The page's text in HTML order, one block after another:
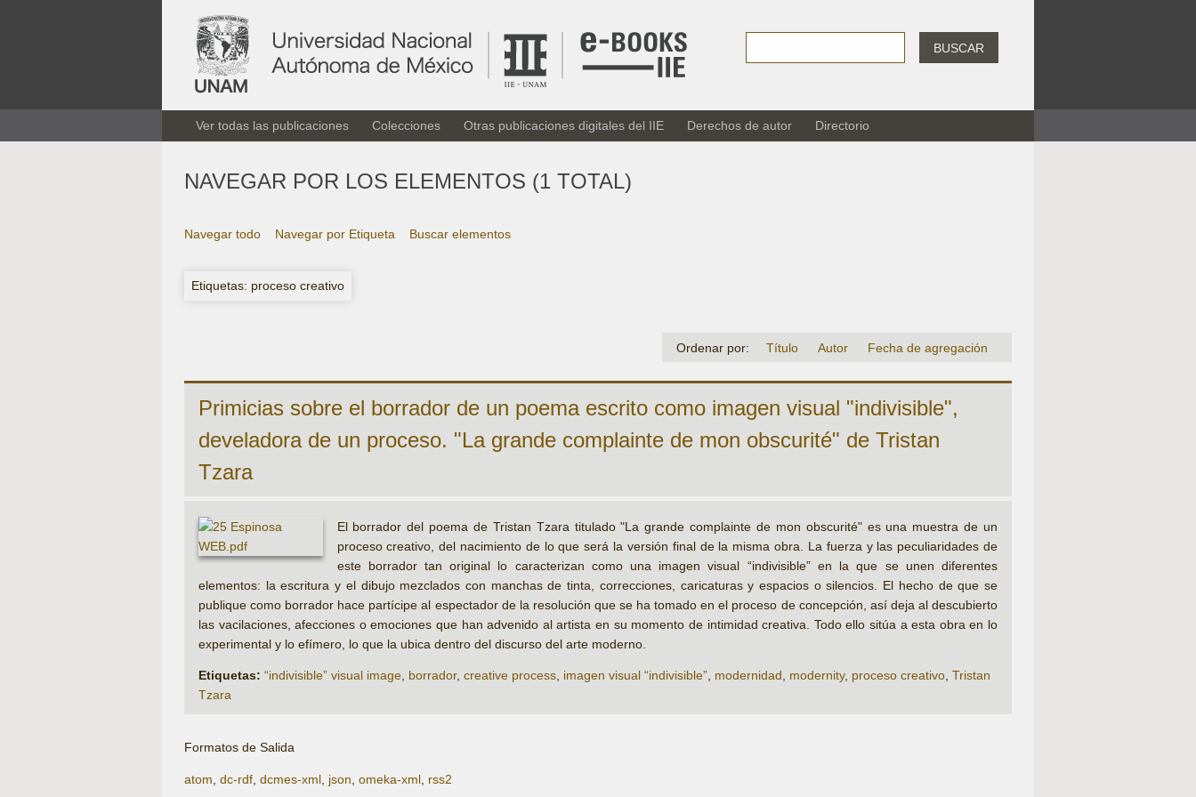
BUSCAR
Ver todas las publicaciones Colecciones Otras publicaciones digitales del IIE Derechos de autor Directorio
NAVEGAR POR LOS ELEMENTOS (1 TOTAL)
Navegar todo Navegar por Etiqueta Buscar elementos
Etiquetas: proceso creativo
Ordenar por: Título Autor Fecha de agregación
Primicias sobre el borrador de un poema escrito como imagen visual "indivisible",
develadora de un proceso. "La grande complainte de mon obscurité" de Tristan
Tzara
El borrador del poema de Tristan Tzara titulado "La grande complainte de mon obscurité" es una muestra de un
proceso creativo, del nacimiento de lo que será la versión final de la misma obra. La fuerza y las peculiaridades de
este borrador tan original lo caracterizan como una imagen visual “indivisible” en la que se unen diferentes
elementos: la escritura y el dibujo mezclados con manchas de tinta, correcciones, caricaturas y espacios o silencios. El hecho de que se
publique como borrador hace partícipe al espectador de la resolución que se ha tomado en el proceso de concepción, así deja al descubierto
las vacilaciones, afecciones o emociones que han advenido al artista en su momento de intimidad creativa. Todo ello sitúa a esta obra en lo
experimental y lo efímero, lo que la ubica dentro del discurso del arte moderno.
Etiquetas: “indivisible” visual image, borrador, creative process, imagen visual “indivisible”, modernidad, modernity, proceso creativo, Tristan
Tzara
Formatos de Salida
atom dc-rdf dcmes-xml json omeka-xml rss2